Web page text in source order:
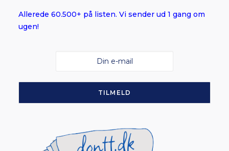
Allerede 60.500+ på listen. Vi sender ud 1 gang om
ugen!